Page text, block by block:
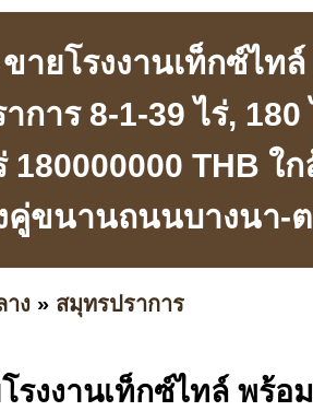
ายโรงงานเท็กซ์ไท
การ 8-1-39 ไร่,
180000000 THB
คู่ขนานถนนบางนา-ต
าง » สมุทรปราการ
รงงานเท็กซ์ไทล์ พร้อ